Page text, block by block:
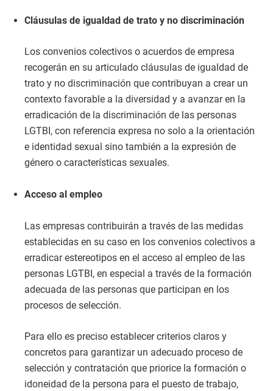
Cláusulas de igualdad de trato y no discriminación
Los convenios colectivos o acuerdos de empresa
recogerán en su articulado cláusulas de igualdad de
trato y no discriminación que contribuyan a crear un
contexto favorable a la diversidad y a avanzar en la
erradicación de la discriminación de las personas
LGTBI, con referencia expresa no solo a la orientación
e identidad sexual sino también a la expresión de
género o características sexuales.
Acceso al empleo
Las empresas contribuirán a través de las medidas
establecidas en su caso en los convenios colectivos a
erradicar estereotipos en el acceso al empleo de las
personas LGTBI, en especial a través de la formación
adecuada de las personas que participan en los
procesos de selección.
Para ello es preciso establecer criterios claros y
concretos para garantizar un adecuado proceso de
selección y contratación que priorice la formación o
idoneidad de la persona para el puesto de trabajo,